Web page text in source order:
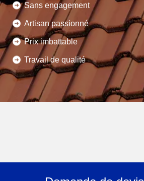
Sans engagement
Artisan passionné
Prix imbattable
Travail de qualité